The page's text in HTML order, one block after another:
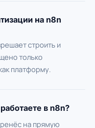
на n8n
строить и
только
платформу.
в n8n?
на прямую